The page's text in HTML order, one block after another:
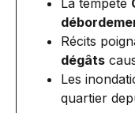
La tempête
Récits
dégâts
Les
quartier